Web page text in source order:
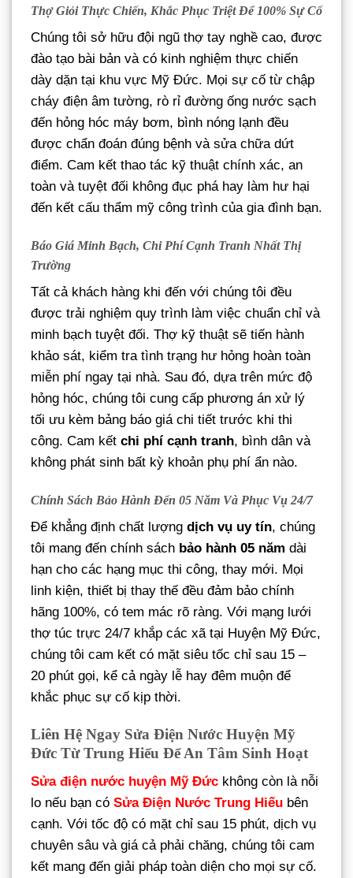
Thợ Giỏi Thực Chiến, Khắc Phục Triệt Để 100% Sự Cố
Chúng tôi sở hữu đội ngũ thợ tay nghề cao, được
đào tạo bài bản và có kinh nghiệm thực chiến
dày dặn tại khu vực Mỹ Đức. Mọi sự cố từ chập
cháy điện âm tường, rò rỉ đường ống nước sạch
đến hỏng hóc máy bơm, bình nóng lạnh đều
được chẩn đoán đúng bệnh và sửa chữa dứt
điểm. Cam kết thao tác kỹ thuật chính xác, an
toàn và tuyệt đối không đục phá hay làm hư hại
đến kết cấu thẩm mỹ công trình của gia đình bạn.
Báo Giá Minh Bạch, Chi Phí Cạnh Tranh Nhất Thị
Trường
Tất cả khách hàng khi đến với chúng tôi đều
được trải nghiệm quy trình làm việc chuẩn chỉ và
minh bạch tuyệt đối. Thợ kỹ thuật sẽ tiến hành
khảo sát, kiểm tra tình trạng hư hỏng hoàn toàn
miễn phí ngay tại nhà. Sau đó, dựa trên mức độ
hỏng hóc, chúng tôi cung cấp phương án xử lý
tối ưu kèm bảng báo giá chi tiết trước khi thi
công. Cam kết chi phí cạnh tranh, bình dân và
không phát sinh bất kỳ khoản phụ phí ẩn nào.
Chính Sách Bảo Hành Đến 05 Năm Và Phục Vụ 24/7
Để khẳng định chất lượng dịch vụ uy tín, chúng
tôi mang đến chính sách bảo hành 05 năm dài
hạn cho các hạng mục thi công, thay mới. Mọi
linh kiện, thiết bị thay thế đều đảm bảo chính
hãng 100%, có tem mác rõ ràng. Với mạng lưới
thợ túc trực 24/7 khắp các xã tại Huyện Mỹ Đức,
chúng tôi cam kết có mặt siêu tốc chỉ sau 15 –
20 phút gọi, kể cả ngày lễ hay đêm muộn để
khắc phục sự cố kịp thời.
Liên Hệ Ngay Sửa Điện Nước Huyện Mỹ
Đức Từ Trung Hiếu Để An Tâm Sinh Hoạt
Sửa điện nước huyện Mỹ Đức không còn là nỗi
lo nếu bạn có Sửa Điện Nước Trung Hiếu bên
cạnh. Với tốc độ có mặt chỉ sau 15 phút, dịch vụ
chuyên sâu và giá cả phải chăng, chúng tôi cam
kết mang đến giải pháp toàn diện cho mọi sự cố.